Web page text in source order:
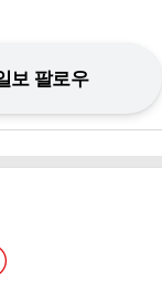
보 팔로우